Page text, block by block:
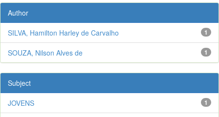
Author
1
SILVA, Hamilton Harley de Carvalho
1
SOUZA, Nilson Alves de
Subject
1
JOVENS